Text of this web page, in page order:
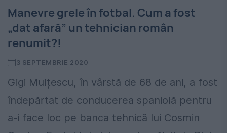
Manevre grele în fotbal. Cum a fost
„dat afară” un tehnician român
renumit?!
3 SEPTEMBRIE 2020
Gigi Mulțescu, în vârstă de 68 de ani, a fost
îndepărtat de conducerea spaniolă pentru
a-i face loc pe banca tehnică lui Cosmin